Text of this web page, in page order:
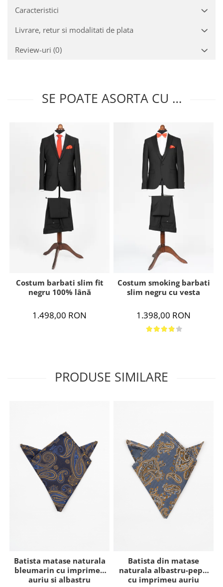
Caracteristici
Livrare, retur si modalitati de plata
Review-uri (0)
SE POATE ASORTA CU …
Costum barbati slim fit
negru 100% lână
1.498,00 RON
Costum smoking barbati
slim negru cu vesta
1.398,00 RON
PRODUSE SIMILARE
Batista matase naturala
bleumarin cu imprimeu
auriu si albastru
Batista din matase
naturala albastru-pepit
cu imprimeu auriu